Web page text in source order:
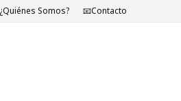
Somos? 📧Contacto